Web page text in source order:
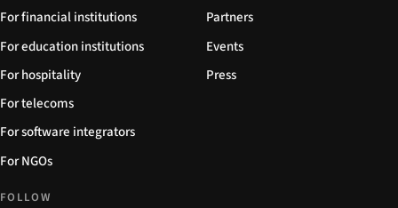
For financial institutions
For education institutions
For hospitality
For telecoms
For software integrators
For NGOs
Partners
Events
Press
FOLLOW